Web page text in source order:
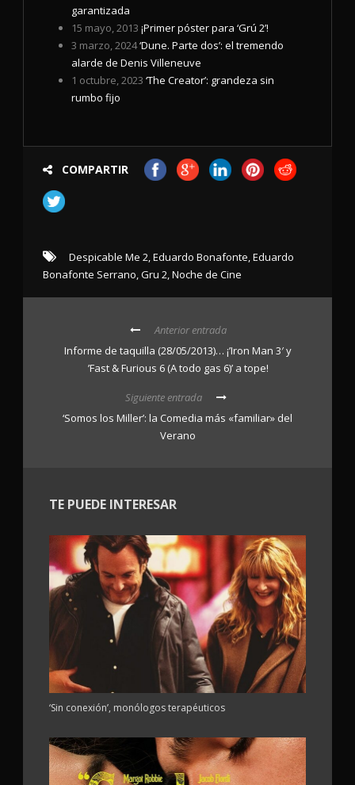
garantizada
15 mayo, 2013 ¡Primer póster para ‘Grú 2’!
3 marzo, 2024‘Dune. Parte dos’: el tremendo
alarde de Denis Villeneuve
1 octubre, 2023 ‘The Creator’: grandeza sin
rumbo fijo
COMPARTIR
Despicable Me 2,Eduardo Bonafonte,Eduardo
Bonafonte Serrano,Gru 2,Noche de Cine
Anterior entrada
Informe de taquilla (28/05/2013)… ¡’Iron Man 3′ y
’Fast & Furious 6 (A todo gas 6)’ a tope!
Siguiente entrada
‘Somos los Miller’: la Comedia más «familiar» del
Verano
TE PUEDE INTERESAR
‘Sin conexión’, monólogos terapéuticos